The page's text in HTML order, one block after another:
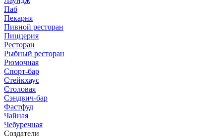
Паб
Пекарня
Пивной ресторан
Пиццерия
Ресторан
Рыбный ресторан
Рюмочная
Спорт-бар
Стейкхаус
Столовая
Сэндвич-бар
Фастфуд
Чайная
Чебуречная
Создатели